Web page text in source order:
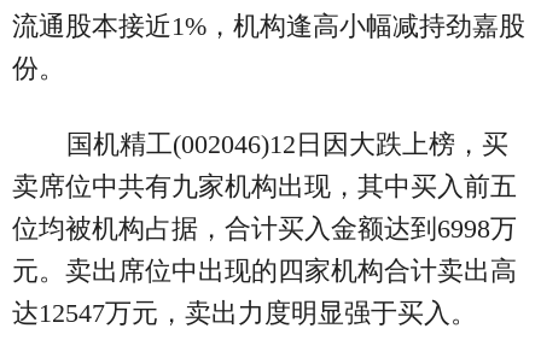
流通股本接近1%，机构逢高小幅减持劲嘉股
份。
国机精工(002046)12日因大跌上榜，买
卖席位中共有九家机构出现，其中买入前五
位均被机构占据，合计买入金额达到6998万
元。卖出席位中出现的四家机构合计卖出高
达12547万元，卖出力度明显强于买入。